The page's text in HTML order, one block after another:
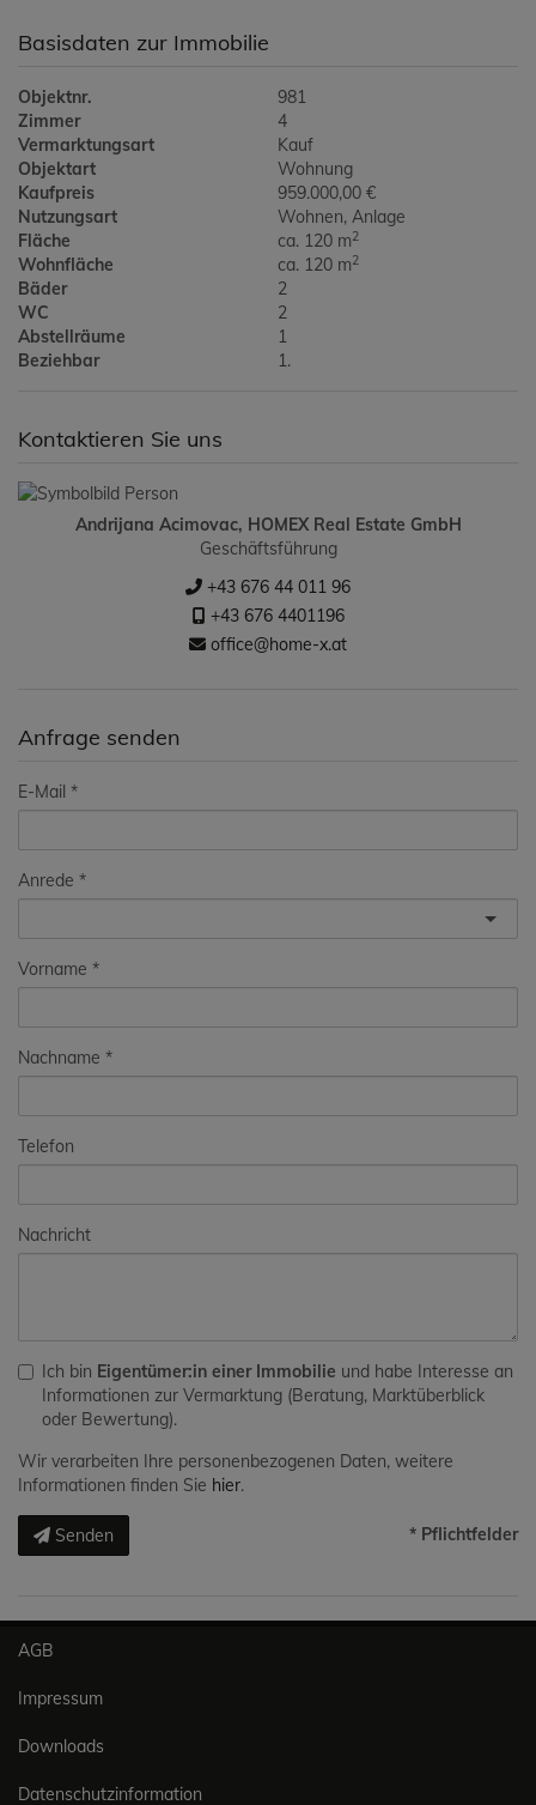
Basisdaten zur Immobilie
Objektnr.
981
Zimmer
4
Vermarktungsart
Kauf
Objektart
Wohnung
Kaufpreis
959.000,00 €
Nutzungsart
Wohnen Anlage
Fläche
ca. 120 m2
Wohnfläche ca. 120 m2
Bäder
2
WC
2
Abstellräume
1
Beziehbar
1.
Kontaktieren Sie uns
Andrijana Acimovac, HOMEX Real Estate GmbH
Geschäftsführung
+43 676 44 011 96
+43 676 4401196
office@home-x.at
Anfrage senden
E-Mail
Anrede
Vorname
Nachname
Telefon
Nachricht
Ich bin Eigentümer:in einer Immobilie und habe Interesse an
Informationen zur Vermarktung (Beratung, Marktüberblick
oder Bewertung).
Wir verarbeiten Ihre personenbezogenen Daten, weitere
Informationen finden Sie hier.
Senden * Pflichtfelder
AGB
Impressum
Downloads
Datenschutzinformation